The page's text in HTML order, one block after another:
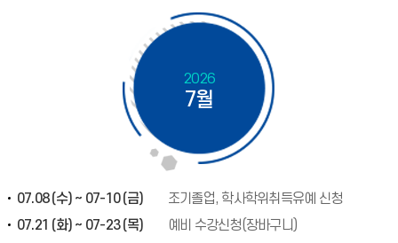
2026
7월
07.08 (수) ~ 07-10 (금)
조기졸업, 학사학위취득유예 신청
07.21 (화) ~ 07-23 (목)
예비 수강신청(장바구니)